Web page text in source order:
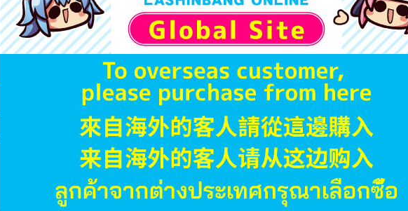
お支払い方法
ゆうちょ銀行
クレジットカード決済 配送業者
ヤマト運輸、佐川急便